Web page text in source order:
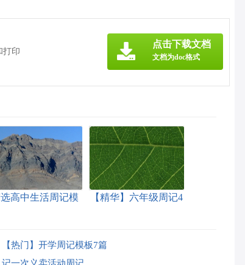
打印
点击下载文档
文档为doc格式
高中生活周记模
【精华】六年级周记4
【热门】开学周记模板7篇